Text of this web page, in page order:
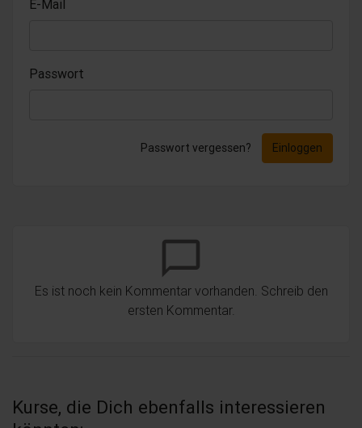
E-Mail
Passwort
Passwort vergessen? Einloggen
chat_bubble_outline
Es ist noch kein Kommentar vorhanden. Schreib den
ersten Kommentar.
Kurse, die Dich ebenfalls interessieren